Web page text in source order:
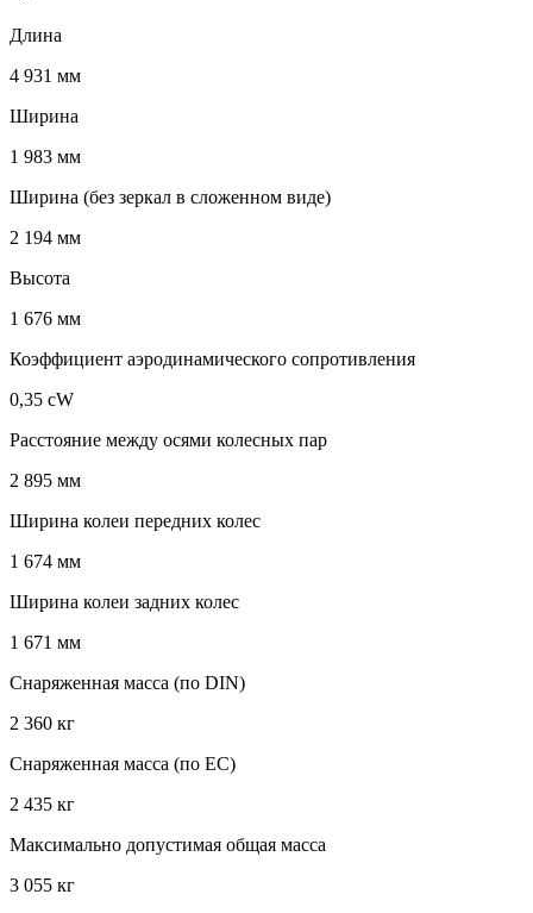
Длина
4 931 мм
Ширина
1 983 мм
Ширина (без зеркал в сложенном виде)
2 194 мм
Высота
1 676 мм
Коэффициент аэродинамического сопротивления
0,35 cW
Расстояние между осями колесных пар
2 895 мм
Ширина колеи передних колес
1 674 мм
Ширина колеи задних колес
1 671 мм
Снаряженная масса (по DIN)
2 360 кг
Снаряженная масса (по EC)
2 435 кг
Максимально допустимая общая масса
3 055 кг